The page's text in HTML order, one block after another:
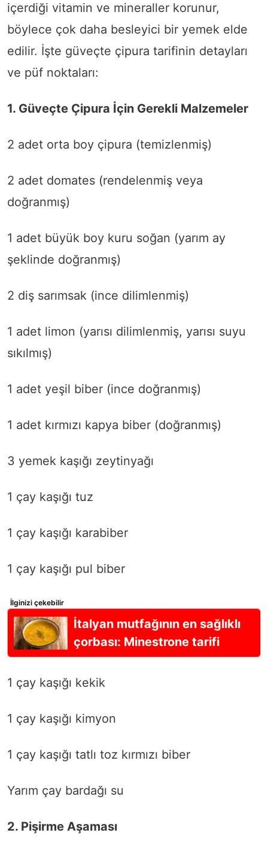
içerdiği vitamin ve mineraller korunur,
böylece çok daha besleyici bir yemek elde
edilir. İşte güveçte çipura tarifinin detayları
ve püf noktaları:
1. Güveçte Çipura İçin Gerekli Malzemeler
2 adet orta boy çipura (temizlenmiş)
2 adet domates (rendelenmiş veya
doğranmış)
1 adet büyük boy kuru soğan (yarım ay
şeklinde doğranmış)
2 diş sarımsak (ince dilimlenmiş)
1 adet limon (yarısı dilimlenmiş, yarısı suyu
sıkılmış)
1 adet yeşil biber (ince doğranmış)
1 adet kırmızı kapya biber (doğranmış)
3 yemek kaşığı zeytinyağı
1 çay kaşığı tuz
1 çay kaşığı karabiber
1 çay kaşığı pul biber
İlginizi çekebilir
İtalyan mutfağının en sağlıklı
çorbası: Minestrone tarifi
1 çay kaşığı kekik
1 çay kaşığı kimyon
1 çay kaşığı tatlı toz kırmızı biber
Yarım çay bardağı su
2. Pişirme Aşaması